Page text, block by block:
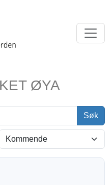
ØYA
Søk